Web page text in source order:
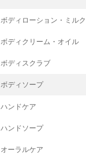
ボディローション・ミルク
ボディクリーム・オイル
ボディスクラブ
ボディソープ
ハンドケア
ハンドソープ
オーラルケア